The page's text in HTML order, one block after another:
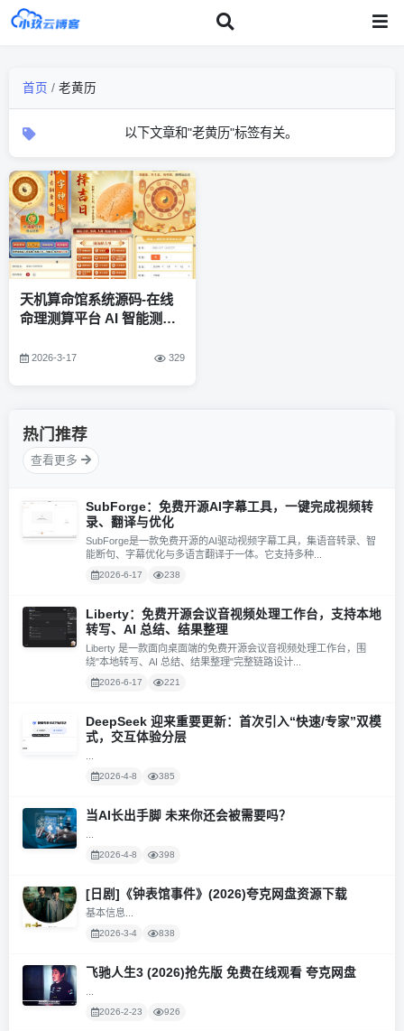
首页 / 老黄历
以下文章和"老黄历"标签有关。
天机算命馆系统源码-在线
命理测算平台 AI 智能测算
2026-3-17 329
热门推荐
查看更多
SubForge：免费开源AI字幕工具，一键完成视频转
录、翻译与优化
SubForge是一款免费开源的AI驱动视频字幕工具，集语音转录、智
能断句、字幕优化与多语言翻译于一体。它支持多种...
2026-6-17 238
Liberty：免费开源会议音视频处理工作台，支持本地
转写、AI 总结、结果整理
Liberty 是一款面向桌面端的免费开源会议音视频处理工作台，围
绕"本地转写、AI 总结、结果整理"完整链路设计...
2026-6-17 221
DeepSeek 迎来重要更新：首次引入“快速/专家”双模
式，交互体验分层
2026-4-8 385
当AI长出手脚 未来你还会被需要吗？
2026-4-8 398
[日剧]《钟表馆事件》(2026)夸克网盘资源下载
基本信息...
2026-3-4 838
飞驰人生3 (2026)抢先版 免费在线观看 夸克网盘
2026-2-23 926